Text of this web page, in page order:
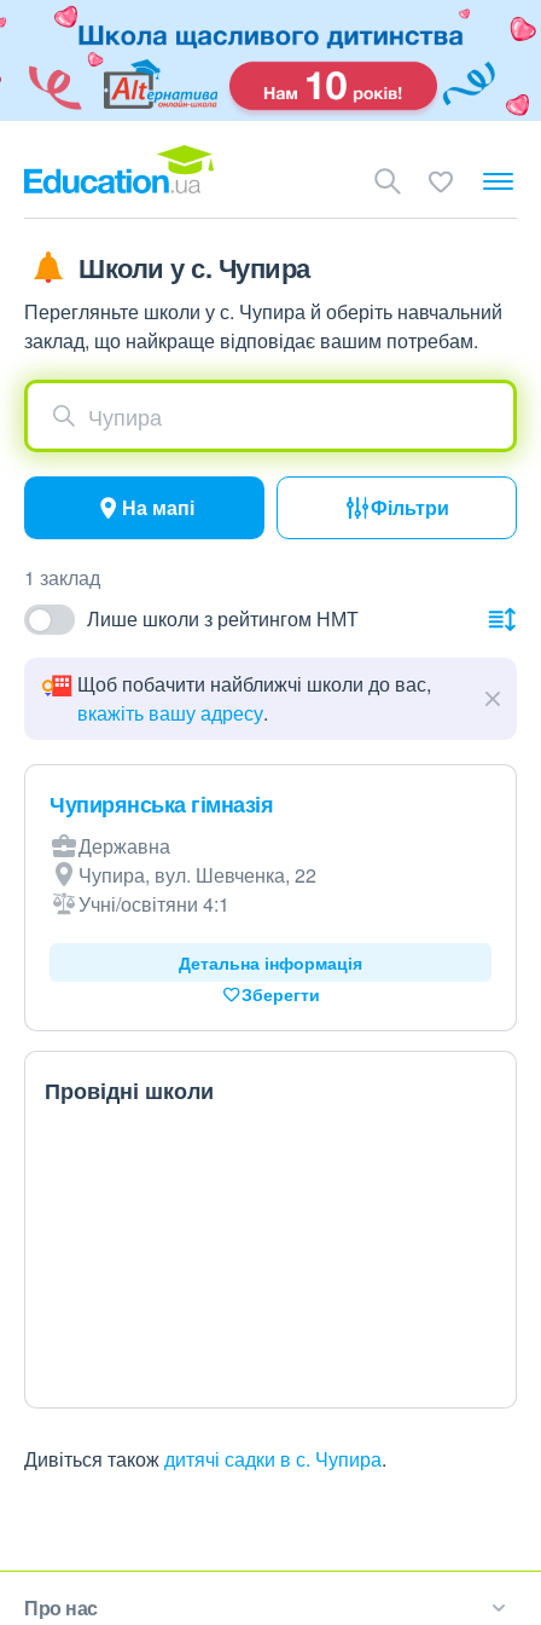
Школи у с. Чупира
Перегляньте школи у с. Чупира й оберіть навчальний
заклад, що найкраще відповідає вашим потребам.
Чупира
На мапі Фільтри
1 заклад
Лише школи з рейтингом НМТ
Щоб побачити найближчі школи до вас,
вкажіть вашу адресу.
Чупирянська гімназія
Державна
Чупира, вул. Шевченка, 22
Учні/освітяни 4:1
Детальна інформація
Зберегти
Провідні школи
Дивіться такождитячі садки в с. Чупира.
Про нас